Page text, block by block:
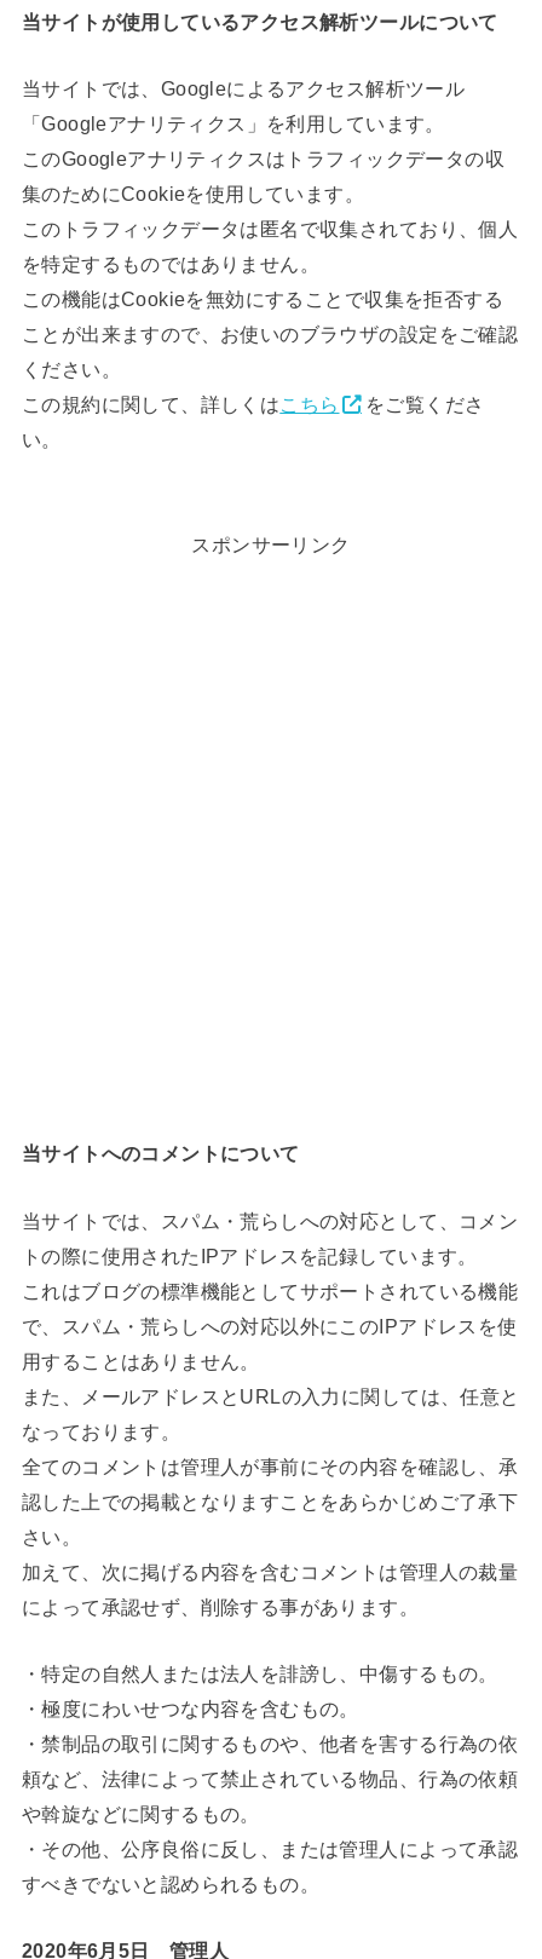
当サイトが使用しているアクセス解析ツールについて
当サイトでは、Googleによるアクセス解析ツール
「Googleアナリティクス」を利用しています。
このGoogleアナリティクスはトラフィックデータの収
集のためにCookieを使用しています。
このトラフィックデータは匿名で収集されており、個人
を特定するものではありません。
この機能はCookieを無効にすることで収集を拒否する
ことが出来ますので、お使いのブラウザの設定をご確認
ください。
この規約に関して、詳しくはこちら
をご覧くださ
い。
スポンサーリンク
当サイトへのコメントについて
当サイトでは、スパム・荒らしへの対応として、コメン
トの際に使用されたIPアドレスを記録しています。
これはブログの標準機能としてサポートされている機能
で、スパム・荒らしへの対応以外にこのIPアドレスを使
用することはありません。
また、メールアドレスとURLの入力に関しては、任意と
なっております。
全てのコメントは管理人が事前にその内容を確認し、承
認した上での掲載となりますことをあらかじめご了承下
さい。
加えて、次に掲げる内容を含むコメントは管理人の裁量
によって承認せず、削除する事があります。
・特定の自然人または法人を誹謗し、中傷するもの。
・極度にわいせつな内容を含むもの。
・禁制品の取引に関するものや、他者を害する行為の依
頼など、法律によって禁止されている物品、行為の依頼
や斡旋などに関するもの。
・その他、公序良俗に反し、または管理人によって承認
すべきでないと認められるもの。
2020年6月5日 管理人